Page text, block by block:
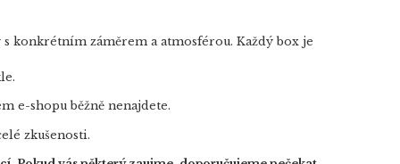
konkrétním záměrem a atmosférou. Každý box je
e-shopu běžně nenajdete.
zkušenosti.